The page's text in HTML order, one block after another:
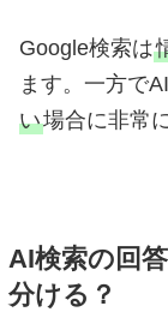
Google検索は
ます。一方で
い場合に非常
AI検索の回
分ける？